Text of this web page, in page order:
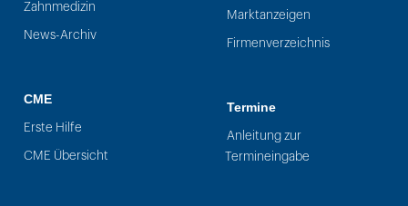
Zahnmedizin
News-Archiv
CME
Erste Hilfe
CME Übersicht
Marktanzeigen
Firmenverzeichnis
Termine
Anleitung zur
Termineingabe